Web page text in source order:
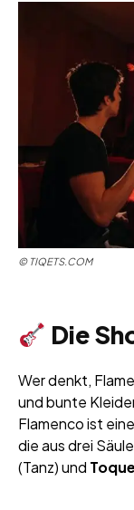
©TIQETS.COM
Die
Wer denkt,
und bunte
Flamenco ist
die aus drei
(Tanz) und Toque